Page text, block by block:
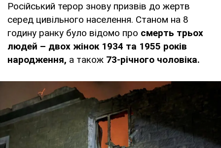
Російський терор знову призвів до жертв
серед цивільного населення. Станом на 8
годину ранку було відомо про смерть трьох
людей – двох жінок 1934 та 1955 років
народження, а також 73-річного чоловіка.